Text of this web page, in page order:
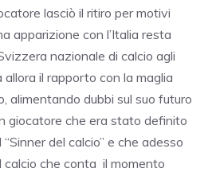
lasciò il ritiro per motivi
apparizione con l’Italia resta
nazionale di calcio agli
il rapporto con la maglia
alimentando dubbi sul suo futuro
giocatore che era stato definito
del calcio” e che adesso
calcio che conta il momento